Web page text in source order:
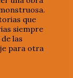
que
siempre
las
para otra